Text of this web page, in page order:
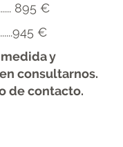
895 €
€
y
consultarnos.
de contacto.